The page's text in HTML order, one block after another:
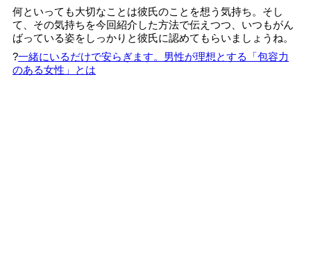
何といっても大切なことは彼氏のことを想う気持ち。そし
て、その気持ちを今回紹介した方法で伝えつつ、いつもがん
ばっている姿をしっかりと彼氏に認めてもらいましょうね。
?一緒にいるだけで安らぎます。男性が理想とする「包容力
のある女性」とは